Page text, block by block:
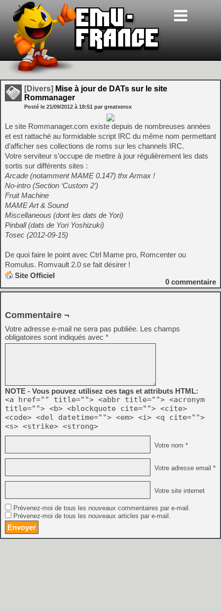
[Divers] Mise à jour de DATs sur le site
Rommanager
Posté le 21/09/2012 à 18:51 par greatxerox
Le site Rommanager.com existe depuis de nombreuses années
et est rattaché au formidable script IRC du même nom permettant
d’afficher ses collections de roms sur les channels IRC.
Votre serviteur s’occupe de mettre à jour régulièrement les dats
sortis sur différents sites :
Arcade (notamment MAME 0.147) thx Armax !
No-intro (Section ‘Custom 2’)
Fruit Machine
MAME Art & Sound
Miscellaneous (dont les dats de Yori)
Pinball (dats de Yori Yoshizuki)
Tosec (2012-09-15)
De quoi faire le point avec Ctrl Mame pro, Romcenter ou
Romulus. Romvault 2.0 se fait désirer !
Site Officiel
0 commentaire
Commentaire ¬
Votre adresse e-mail ne sera pas publiée. Les champs
obligatoires sont indiqués avec *
NOTE - Vous pouvez utilisez ces tags et attributs HTML:
<a href="" title=""> <abbr title=""> <acronym
title=""> <b> <blockquote cite=""> <cite>
<code> <del datetime=""> <em> <i> <q cite="">
<s> <strike> <strong>
Votre nom *
Votre adresse email *
Votre site internet
Prévenez-moi de tous les nouveaux commentaires par e-mail.
Prévenez-moi de tous les nouveaux articles par e-mail.